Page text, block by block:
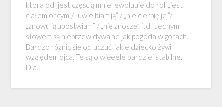
która od „jest częścią mnie” ewoluuje do roli „jest
ciałem obcym”/ „uwielbiam ją” / „nie cierpię jej”/
„znowu ją ubóstwiam” / „nie znoszę” itd. Jednym
słowem są nieprzewidywalne jak pogoda w górach.
Bardzo różnią się od uczuć, jakie dziecko żywi
względem ojca. Te są o wieeele bardziej stabilne.
Dla…